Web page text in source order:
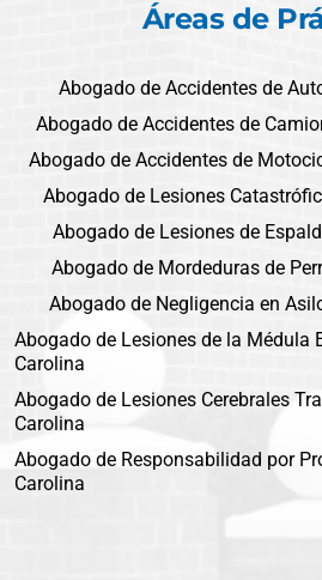
Áreas de
Abogado de Accidentes de
Abogado de Accidentes de
Abogado de Accidentes de
Abogado de Lesiones
Abogado de Lesiones de
Abogado de Mordeduras de
Abogado de Negligencia en
Abogado de Lesiones de la Médula
Carolina
Abogado de Lesiones Cerebrales
Carolina
Abogado de Responsabilidad por
Carolina